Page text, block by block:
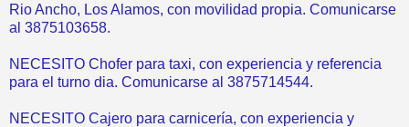
Rio Ancho, Los Alamos, con movilidad propia. Comunicarse
al 3875103658.
NECESITO Chofer para taxi, con experiencia y referencia
para el turno dia. Comunicarse al 3875714544.
NECESITO Cajero para carnicería, con experiencia y